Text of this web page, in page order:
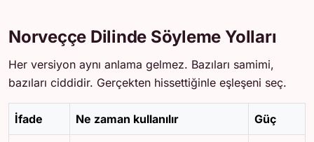
Norveççe Dilinde Söyleme Yolları
Her versiyon aynı anlama gelmez. Bazıları samimi,
bazıları ciddidir. Gerçekten hissettiğinle eşleşeni seç.
İfade Ne zaman kullanılır Güç